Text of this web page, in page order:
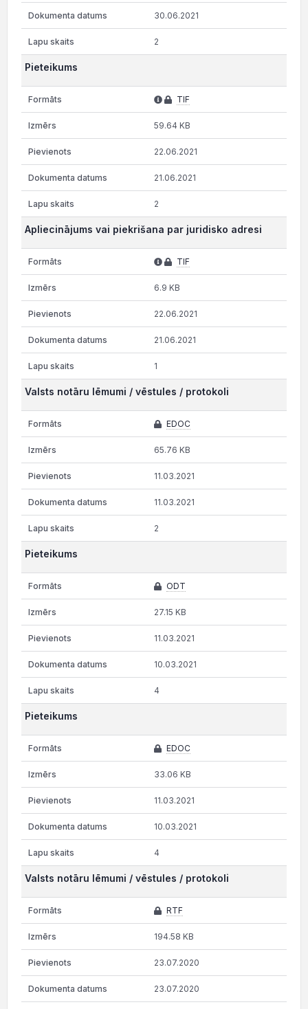
30.06.2021
2
Pieteikums
TIF
59.64 KB
22.06.2021
21.06.2021
2
Apliecinājums vai piekrišana par juridisko adresi
TIF
6.9 KB
22.06.2021
21.06.2021
1
Valsts notāru lēmumi / vēstules / protokoli
EDOC
65.76 KB
11.03.2021
11.03.2021
2
Pieteikums
ODT
27.15 KB
11.03.2021
10.03.2021
4
Pieteikums
EDOC
33.06 KB
11.03.2021
10.03.2021
4
Valsts notāru lēmumi / vēstules / protokoli
RTF
194.58 KB
23.07.2020
23.07.2020